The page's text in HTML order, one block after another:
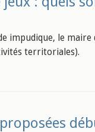
impudique, le
territoriales).